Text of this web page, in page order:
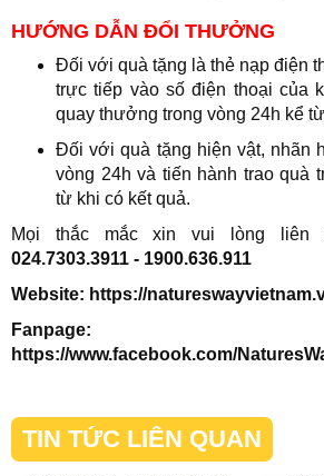
HƯỚNG DẪN ĐỔI THƯỞNG
Đối với quà tặng là thẻ nạp điện
trực tiếp vào số điện thoại của
quay thưởng trong vòng 24h kể
Đối với quà tặng hiện vật, nhãn
vòng 24h và tiến hành trao quà
từ khi có kết quả.
Mọi thắc mắc xin vui lòng liên
024.7303.3911 - 1900.636.911
Website: https://
Fanpage:
https://www.facebook.com/
TIN TỨC LIÊN QUAN